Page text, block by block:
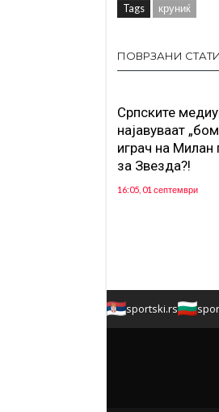
Tags круниќ
ПОВРЗАНИ
Српските
најавуваат
играч на Милан
за Звезда?!
16:05, 01 септември
sportski.rs